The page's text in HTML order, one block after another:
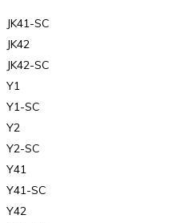
JK41-SC
JK42
JK42-SC
Y1
Y1-SC
Y2
Y2-SC
Y41
Y41-SC
Y42